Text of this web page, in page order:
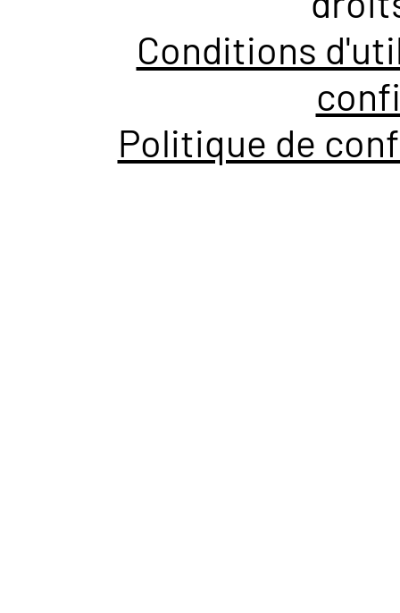
Conditions
Politique de